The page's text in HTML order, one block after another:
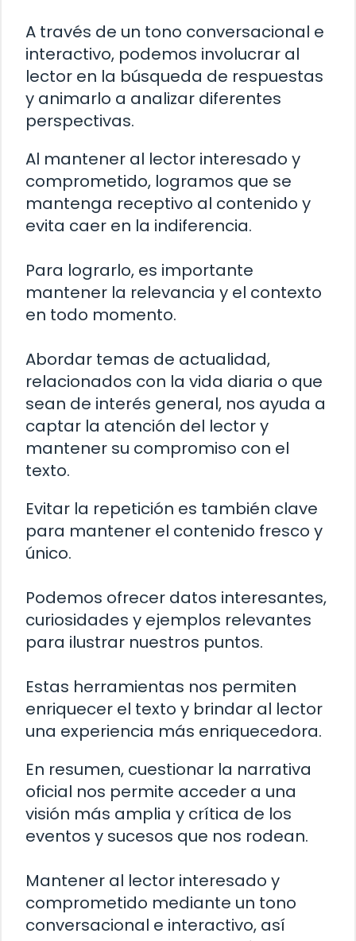
A través de un tono conversacional e
interactivo, podemos involucrar al
lector en la búsqueda de respuestas
y animarlo a analizar diferentes
perspectivas.
Al mantener al lector interesado y
comprometido, logramos que se
mantenga receptivo al contenido y
evita caer en la indiferencia.
Para lograrlo, es importante
mantener la relevancia y el contexto
en todo momento.
Abordar temas de actualidad,
relacionados con la vida diaria o que
sean de interés general, nos ayuda a
captar la atención del lector y
mantener su compromiso con el
texto.
Evitar la repetición es también clave
para mantener el contenido fresco y
único.
Podemos ofrecer datos interesantes,
curiosidades y ejemplos relevantes
para ilustrar nuestros puntos.
Estas herramientas nos permiten
enriquecer el texto y brindar al lector
una experiencia más enriquecedora.
En resumen, cuestionar la narrativa
oficial nos permite acceder a una
visión más amplia y crítica de los
eventos y sucesos que nos rodean.
Mantener al lector interesado y
comprometido mediante un tono
conversacional e interactivo, así